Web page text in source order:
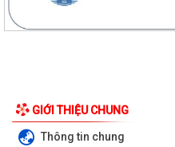
GIỚI THIỆU CHUNG
Thông tin chung